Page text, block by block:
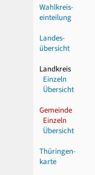
Wahlkreis-
einteilung
Landes-
übersicht
Landkreis
Einzeln
Übersicht
Gemeinde
Einzeln
Übersicht
Thüringen-
karte